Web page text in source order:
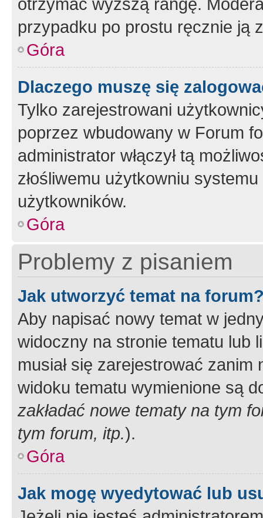
przypadku po prostu ręcznie ją
Góra
Dlaczego muszę się
Tylko zarejestrowani
poprzez wbudowany w Forum
administrator włączył tą
złośliwemu użytkowniu
użytkowników.
Góra
Problemy z pisaniem
Jak utworzyć temat na
Aby napisać nowy temat w
widoczny na stronie tematu lub
musiał się zarejestrować
widoku tematu wymienione są
zakładać nowe tematy na tym
tym forum, itp.).
Góra
Jak mogę wyedytować lub